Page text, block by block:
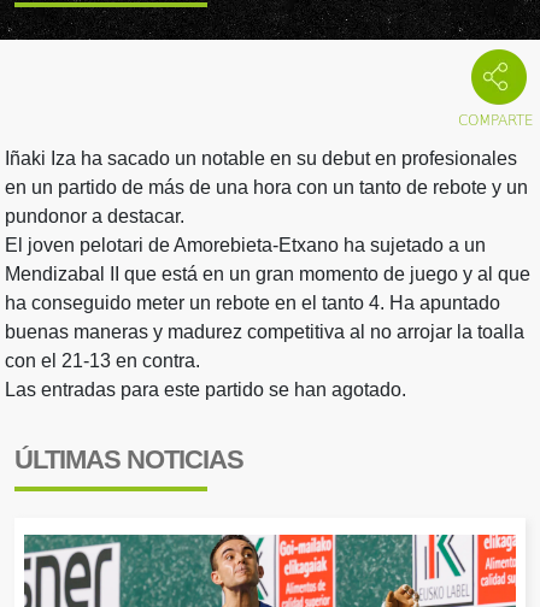
Iñaki Iza ha sacado un notable en su debut en profesionales
en un partido de más de una hora con un tanto de rebote y un
pundonor a destacar.
El joven pelotari de Amorebieta-Etxano ha sujetado a un
Mendizabal II que está en un gran momento de juego y al que
ha conseguido meter un rebote en el tanto 4. Ha apuntado
buenas maneras y madurez competitiva al no arrojar la toalla
con el 21-13 en contra.
Las entradas para este partido se han agotado.
ÚLTIMAS NOTICIAS